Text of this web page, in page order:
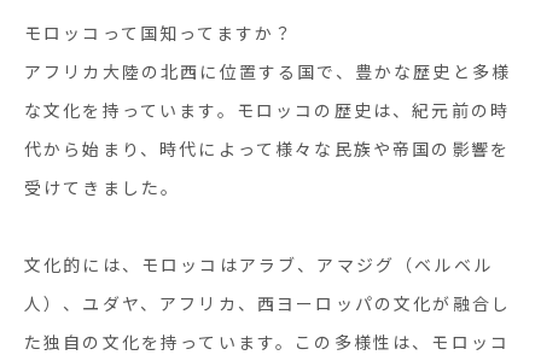
モロッコって国知ってますか？
アフリカ大陸の北西に位置する国で、豊かな歴史と多様
な文化を持っています。モロッコの歴史は、紀元前の時
代から始まり、時代によって様々な民族や帝国の影響を
受けてきました。
文化的には、モロッコはアラブ、アマジグ（ベルベル
人）、ユダヤ、アフリカ、西ヨーロッパの文化が融合し
た独自の文化を持っています。この多様性は、モロッコ